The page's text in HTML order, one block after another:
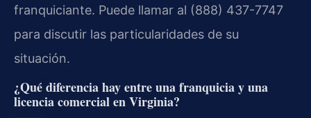
franquiciante. Puede llamar al (888) 437-7747
para discutir las particularidades de su
situación.
¿Qué diferencia hay entre una franquicia y una
licencia comercial en Virginia?